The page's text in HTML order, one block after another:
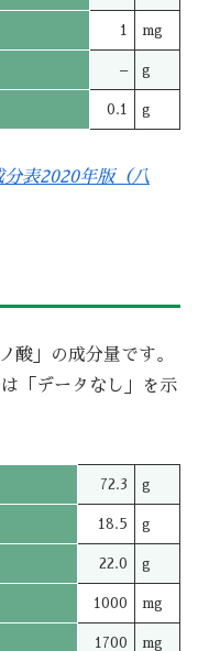
1 mg
– g
0.1 g
表2020年版（八
酸」の成分量です。
データなし」を示
72.3 g
18.5 g
22.0 g
1000 mg
1700 mg